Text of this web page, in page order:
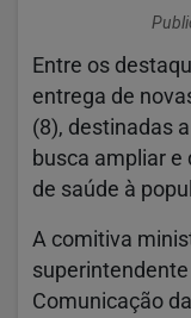
Entre os
entrega de
(8), destinadas
busca ampliar
de saúde à
A comitiva
Comunicação